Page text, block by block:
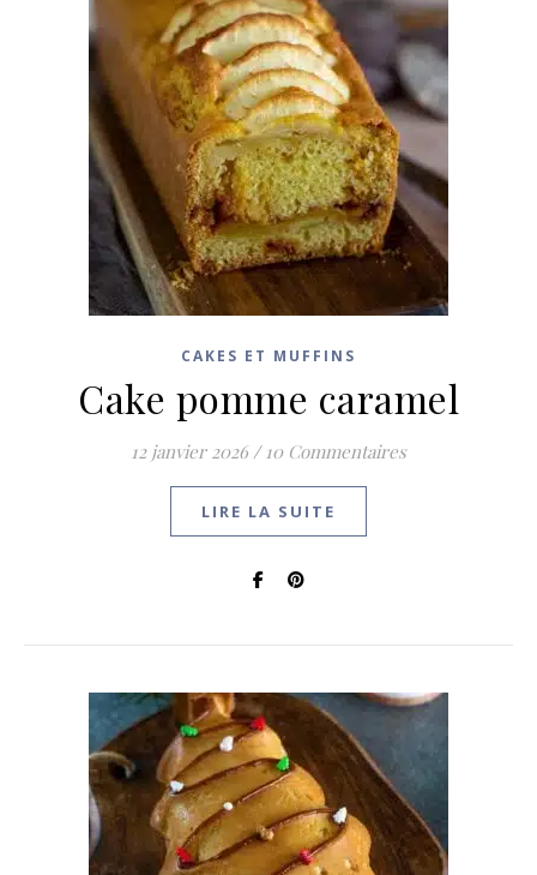
CAKES ET MUFFINS
Cake pomme caramel
12 janvier 2026 / 10 Commentaires
LIRE LA SUITE